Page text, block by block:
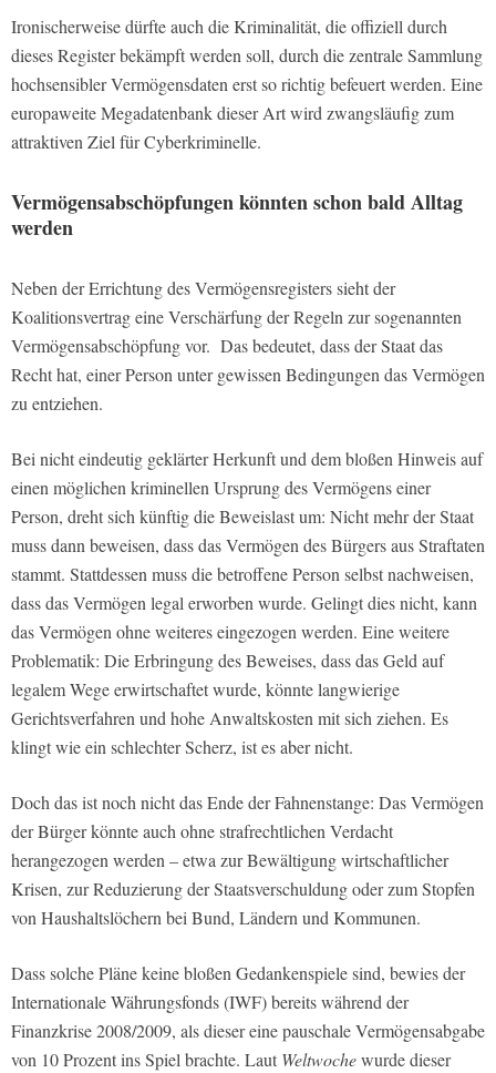
Ironischerweise dürfte auch die Kriminalität, die offiziell durch
dieses Register bekämpft werden soll, durch die zentrale Sammlung
hochsensibler Vermögensdaten erst so richtig befeuert werden. Eine
europaweite Megadatenbank dieser Art wird zwangsläufig zum
attraktiven Ziel für Cyberkriminelle.
Vermögensabschöpfungen könnten schon bald Alltag
werden
Neben der Errichtung des Vermögensregisters sieht der
Koalitionsvertrag eine Verschärfung der Regeln zur sogenannten
Vermögensabschöpfung vor. Das bedeutet, dass der Staat das
Recht hat, einer Person unter gewissen Bedingungen das Vermögen
zu entziehen.
Bei nicht eindeutig geklärter Herkunft und dem bloßen Hinweis auf
einen möglichen kriminellen Ursprung des Vermögens einer
Person, dreht sich künftig die Beweislast um: Nicht mehr der Staat
muss dann beweisen, dass das Vermögen des Bürgers aus Straftaten
stammt. Stattdessen muss die betroffene Person selbst nachweisen,
dass das Vermögen legal erworben wurde. Gelingt dies nicht, kann
das Vermögen ohne weiteres eingezogen werden. Eine weitere
Problematik: Die Erbringung des Beweises, dass das Geld auf
legalem Wege erwirtschaftet wurde, könnte langwierige
Gerichtsverfahren und hohe Anwaltskosten mit sich ziehen. Es
klingt wie ein schlechter Scherz, ist es aber nicht.
Doch das ist noch nicht das Ende der Fahnenstange: Das Vermögen
der Bürger könnte auch ohne strafrechtlichen Verdacht
herangezogen werden – etwa zur Bewältigung wirtschaftlicher
Krisen, zur Reduzierung der Staatsverschuldung oder zum Stopfen
von Haushaltslöchern bei Bund, Ländern und Kommunen.
Dass solche Pläne keine bloßen Gedankenspiele sind, bewies der
Internationale Währungsfonds (IWF) bereits während der
Finanzkrise 2008/2009, als dieser eine pauschale Vermögensabgabe
von 10 Prozent ins Spiel brachte. Laut Weltwochewurde dieser